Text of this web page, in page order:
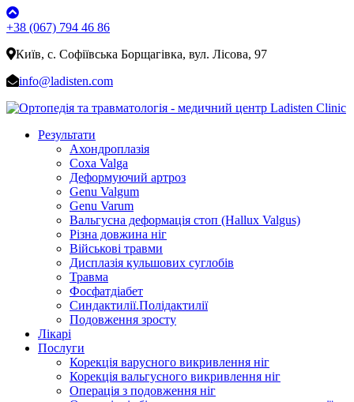
+38 (067) 794 46 86
Київ, с. Софіївська Борщагівка, вул. Лісова, 97
info@ladisten.com
Результати
Ахондроплазія
Coxa Valga
Деформуючий артроз
Genu Valgum
Genu Varum
Вальгусна деформація стоп (Hallux Valgus)
Різна довжина ніг
Військові травми
Дисплазія кульшових суглобів
Травма
Фосфатдіабет
Синдактилії.Полідактилії
Подовження зросту
Лікарі
Послуги
Корекція варусного викривлення ніг
Корекція вальгусного викривлення ніг
Операція з подовження ніг